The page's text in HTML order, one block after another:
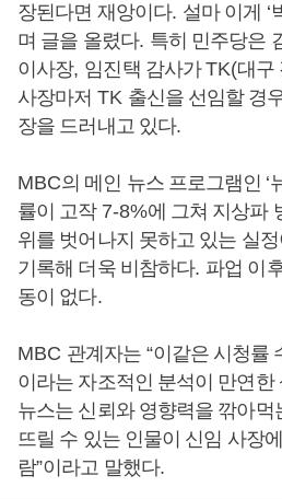
장된다면 재앙이다. 설마 이게 ‘
며 글을 올렸다. 특히 민주당은
이사장, 임진택 감사가TK(대구
사장마저 TK 출신을 선임할 경
장을 드러내고 있다.
MBC의 메인 뉴스 프로그램인 ‘
률이 고작 7-8%에 그쳐 지상파
위를 벗어나지 못하고 있는 실
기록해 더욱 비참하다. 파업 이
동이 없다.
MBC 관계자는 “이같은 시청률
이라는 자조적인 분석이 만연한
뉴스는 신뢰와 영향력을 깎아먹
뜨릴 수 있는 인물이 신임 사장
람”이라고 말했다.